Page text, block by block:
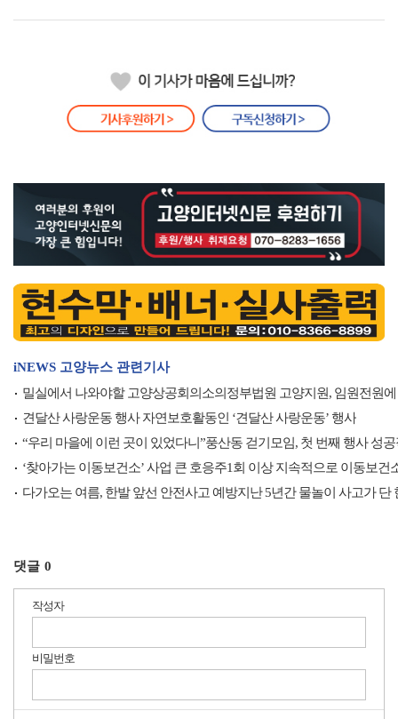
iNEWS 고양뉴스 관련기사
밀실에서 나와야할 고양상공회의소의정부법원 고양지원, 임원전원
견달산 사랑운동 행사 자연보호활동인 ‘견달산 사랑운동’ 행사
“우리 마을에 이런 곳이 있었다니”풍산동 걷기모임, 첫 번째 행사 성
‘찾아가는 이동보건소’ 사업 큰 호응주1회 이상 지속적으로 이동보건
다가오는 여름, 한발 앞선 안전사고 예방지난 5년간 물놀이 사고가 단
댓글 0
작성자
비밀번호